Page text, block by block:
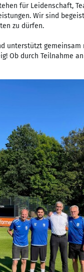
für Leidenschaft,
Wir sind
zu dürfen.
unterstützt gemeinsam
Ob durch Teilnahme